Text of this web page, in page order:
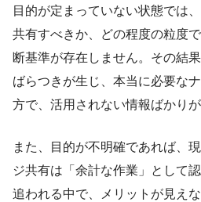
目的が定まっていない状態では
共有すべきか、どの程度の粒度
断基準が存在しません。その結
ばらつきが生じ、本当に必要な
方で、活用されない情報ばかりが
また、目的が不明確であれば、
ジ共有は「余計な作業」として
追われる中で、メリットが見え